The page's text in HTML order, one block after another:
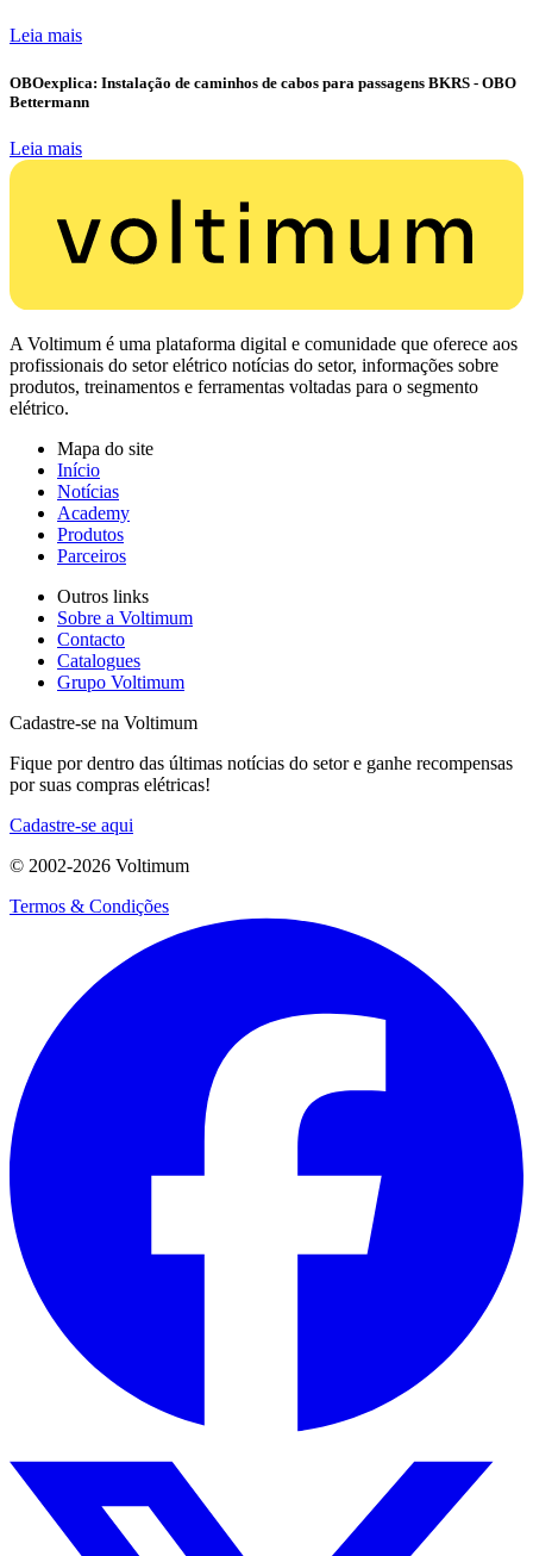
Leia mais
OBOexplica: Instalação de caminhos de cabos para passagens BKRS - OBO
Bettermann
Leia mais
A Voltimum é uma plataforma digital e comunidade que oferece aos
profissionais do setor elétrico notícias do setor, informações sobre
produtos, treinamentos e ferramentas voltadas para o segmento
elétrico.
Mapa do site
Início
Notícias
Academy
Produtos
Parceiros
Outros links
Sobre a Voltimum
Contacto
Catalogues
Grupo Voltimum
Cadastre-se na Voltimum
Fique por dentro das últimas notícias do setor e ganhe recompensas
por suas compras elétricas!
Cadastre-se aqui
© 2002-2026 Voltimum
Termos & Condições